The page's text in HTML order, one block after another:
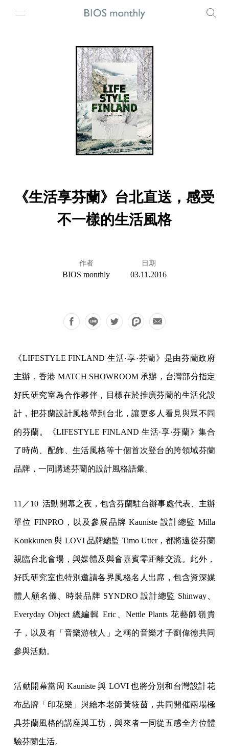
《生活享芬蘭》台北直送，感受
不一樣的生活風格
作者
BIOS monthly
日期
03.11.2016
《LIFESTYLE FINLAND 生活·享·芬蘭》是由芬蘭政府
主辦，香港 MATCH SHOWROOM 承辦，台灣部分指定
好氏研究室為合作夥伴，目標在於推廣芬蘭的生活化設
計，把芬蘭設計風格帶到台北，讓更多人看見與眾不同
的芬蘭。《LIFESTYLE FINLAND 生活·享·芬蘭》集合
了時尚、配飾、生活風格等十個首次登台的跨領域芬蘭
品牌，一同講述芬蘭的設計風格語彙。
11／10 活動開幕之夜，包含芬蘭駐台辦事處代表、主辦
單位 FINPRO，以及參展品牌 Kauniste 設計總監 Milla
Koukkunen 與 LOVI 品牌總監 Timo Utter，都將遠從芬蘭
親臨台北會場，與媒體及與會嘉賓零距離交流。此外，
好氏研究室也特別邀請各界風格名人出席，包含資深媒
體人顧名儀、時裝品牌 SYNDRO 設計總監 Shinway、
Everyday Object 總編輯 Eric、Nettle Plants 花藝師嶺貴
子，以及有「音樂游牧人」之稱的音樂才子劉偉德共同
參與活動。
活動開幕當周 Kauniste 與 LOVI 也將分別和台灣設計花
布品牌「印花樂」與繪本老師黃筱茵，共同開催兩場極
具芬蘭風格的講座與工坊，與來者一同從五感全方位體
驗芬蘭生活。